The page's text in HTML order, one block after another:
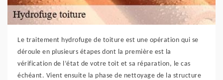
Le traitement hydrofuge de toiture est une opération qui se
déroule en plusieurs étapes dont la première est la
vérification de l’état de votre toit et sa réparation, le cas
échéant. Vient ensuite la phase de nettoyage de la structure